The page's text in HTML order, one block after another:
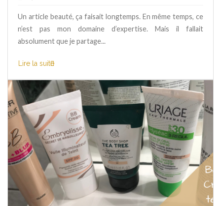
Un article beauté, ça faisait longtemps. En même temps, ce
n’est pas mon domaine d’expertise. Mais il fallait
absolument que je partage...
Lire la suite